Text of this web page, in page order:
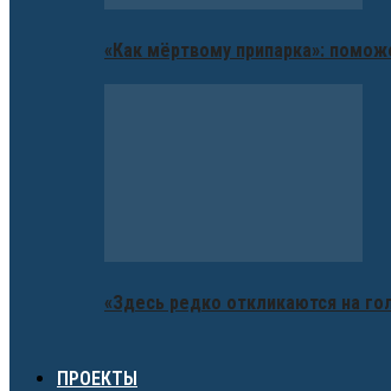
«Как мёртвому припарка»:
«Здесь редко откликаются на
ПРОЕКТЫ